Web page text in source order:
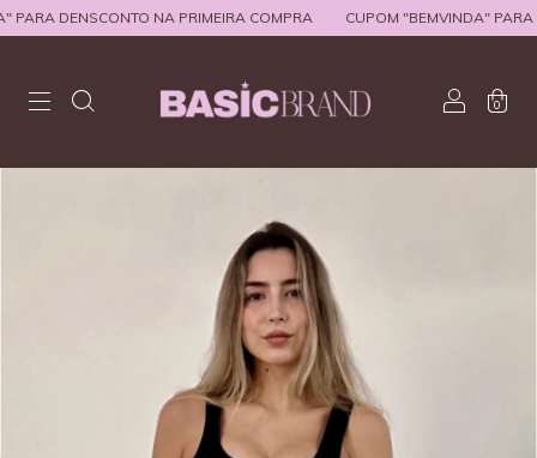
DENSCONTO NA PRIMEIRA COMPRA CUPOM "BEMVINDA" PARA
0